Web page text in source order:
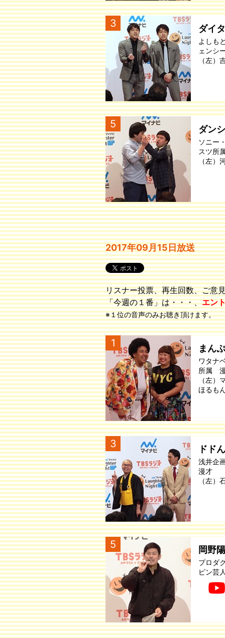
3 ダイ
よしも
ェンシ
（左
5 ダン
ソニー
スツ所
（左
2017年09月15日放送
リスナー投票、再生回数、ご意
「今週の１番」は・・・、エン
※１位の音声のみお聴き頂けます。
1 まん
ワタナ
所属
（左
ほるも
3 ドドん
浅井企
漫才
（左
5 岡野
プロダ
ピン芸